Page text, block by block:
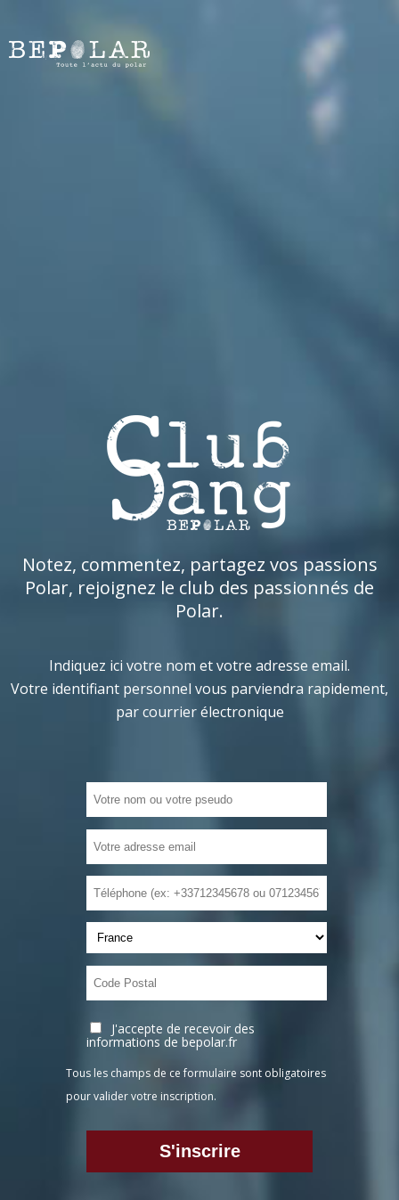
Notez, commentez, partagez vos passions
Polar, rejoignez le club des passionnés de
Polar.
Indiquez ici votre nom et votre adresse email.
Votre identifiant personnel vous parviendra rapidement,
par courrier électronique
J'accepte de recevoir des
informations de bepolar.fr
Tous les champs de ce formulaire sont obligatoires
pour valider votre inscription.